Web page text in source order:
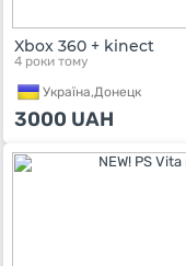
Xbox 360 + kinect
4 роки тому
Україна,Донецк
3000 UAH